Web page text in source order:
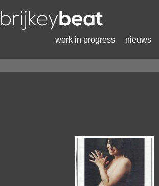
nieuws
work in progress